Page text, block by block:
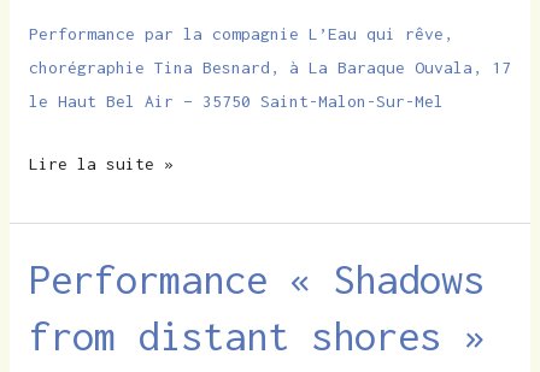
Performance par la compagnie L’Eau qui rêve,
chorégraphie Tina Besnard, à La Baraque Ouvala, 17
le Haut Bel Air – 35750 Saint-Malon-Sur-Mel
sur
Lire la suite »
Performance « Shadows
from distant shores »
Performance
from